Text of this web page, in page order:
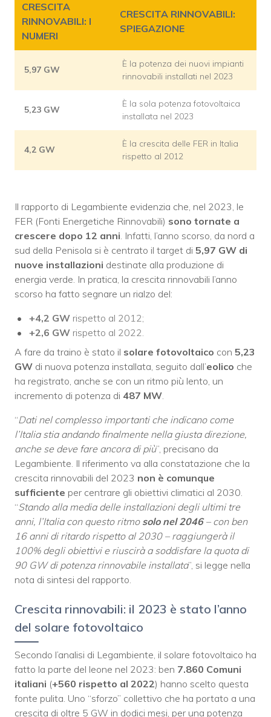
CRESCITA
RINNOVABILI: I
NUMERI
CRESCITA RINNOVABILI:
SPIEGAZIONE
5,97 GW
È la potenza dei nuovi impianti
rinnovabili installati nel 2023
5,23 GW
È la sola potenza fotovoltaica
installata nel 2023
4,2 GW
È la crescita delle FER in Italia
rispetto al 2012
Il rapporto di Legambiente evidenzia che, nel 2023, le
FER (Fonti Energetiche Rinnovabili) sono tornate a
crescere dopo 12 anni. Infatti, l’anno scorso, da nord a
sud della Penisola si è centrato il target di 5,97 GW di
nuove installazioni destinate alla produzione di
energia verde. In pratica, la crescita rinnovabili l’anno
scorso ha fatto segnare un rialzo del:
+4,2 GW rispetto al 2012;
+2,6 GW rispetto al 2022.
A fare da traino è stato il solare fotovoltaico con 5,23
GW di nuova potenza installata, seguito dall’eolico che
ha registrato, anche se con un ritmo più lento, un
incremento di potenza di 487 MW.
“Dati nel complesso importanti che indicano come
l’Italia stia andando finalmente nella giusta direzione,
anche se deve fare ancora di più”, precisano da
Legambiente. Il riferimento va alla constatazione che la
crescita rinnovabili del 2023 non è comunque
sufficiente per centrare gli obiettivi climatici al 2030.
“Stando alla media delle installazioni degli ultimi tre
anni, l’Italia con questo ritmo solo nel 2046– con ben
16 anni di ritardo rispetto al 2030 – raggiungerà il
100% degli obiettivi e riuscirà a soddisfare la quota di
90 GW di potenza rinnovabile installata”, si legge nella
nota di sintesi del rapporto.
Crescita rinnovabili: il 2023 è stato l’anno
del solare fotovoltaico
Secondo l’analisi di Legambiente, il solare fotovoltaico ha
fatto la parte del leone nel 2023: ben 7.860 Comuni
italiani (+560 rispetto al 2022) hanno scelto questa
fonte pulita. Uno “sforzo” collettivo che ha portato a una
crescita di oltre 5 GW in dodici mesi, per una potenza